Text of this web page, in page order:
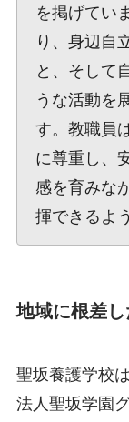
を掲げてい
り、身辺自
と、そして
うな活動を
す。教職員
に尊重し、
感を育みな
揮できるよ
地域に根差
聖坂養護学校
法人聖坂学園